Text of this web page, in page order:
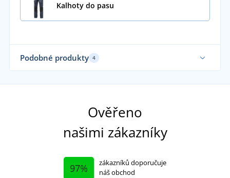
Kalhoty do pasu
Podobné produkty 4
Ověřeno
našimi zákazníky
97%
zákazníků doporučuje
náš obchod